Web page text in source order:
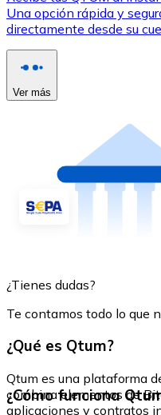
Una opción rápida y
directamente desde su
Ver más
¿Tienes dudas?
Te contamos todo lo que
¿Qué es Qtum?
Qtum es una plataforma
combina elementos de
aplicaciones y contratos
¿Cómo funciona